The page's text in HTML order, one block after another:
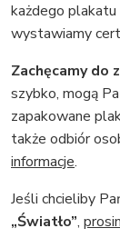
każdego plakatu
wystawiamy
Zachęcamy do
szybko, mogą
zapakowane
także odbiór
informacje.
Jeśli chcieliby
„Światło”,